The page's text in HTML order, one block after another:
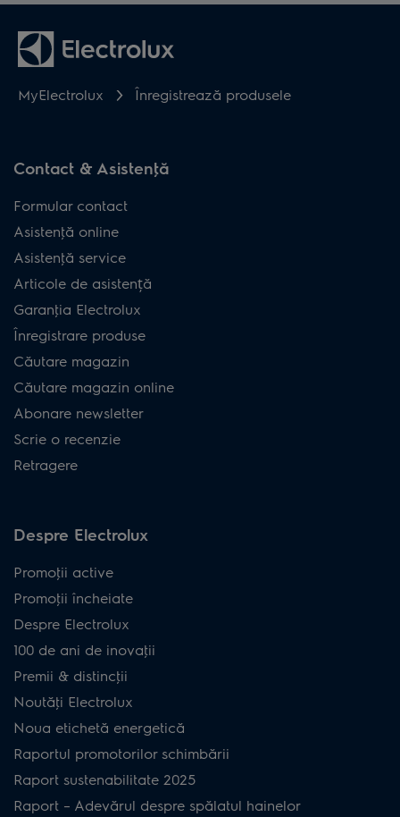
MyElectrolux Înregistrează produsele
Contact & Asistenţă
Formular contact
Asistenţă online
Asistenţă service
Articole de asistență
Garanţia Electrolux
Înregistrare produse
Căutare magazin
Căutare magazin online
Abonare newsletter
Scrie o recenzie
Retragere
Despre Electrolux
Promoţii active
Promoţii încheiate
Despre Electrolux
100 de ani de inovaţii
Premii & distincţii
Noutăţi Electrolux
Noua etichetă energetică
Raportul promotorilor schimbării
Raport sustenabilitate 2025
Raport – Adevărul despre spălatul hainelor